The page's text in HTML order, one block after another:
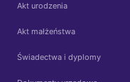
Akt urodzenia
Akt małżeństwa
Świadectwa i dyplomy